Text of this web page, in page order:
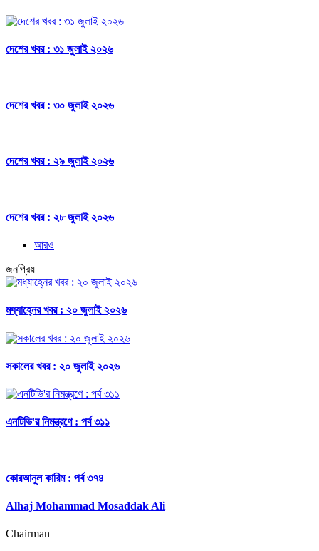
দেশের খবর : ৩১ জুলাই ২০২৬
দেশের খবর : ৩০ জুলাই ২০২৬
দেশের খবর : ২৯ জুলাই ২০২৬
দেশের খবর : ২৮ জুলাই ২০২৬
আরও
জনপ্রিয়
মধ্যাহ্নের খবর : ২০ জুলাই ২০২৬
সকালের খবর : ২০ জুলাই ২০২৬
এনটিভি'র নিমন্ত্রণে : পর্ব ৩১১
কোরআনুল কারিম : পর্ব ৩৭৪
Alhaj Mohammad Mosaddak Ali
Chairman